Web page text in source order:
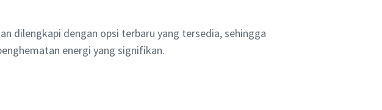
dilengkapi dengan opsi terbaru yang tersedia, sehingga
energi yang signifikan.